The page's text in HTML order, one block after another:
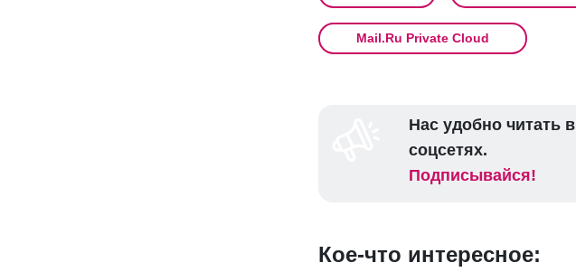
Mail.Ru Private Cloud
Нас удобно читать в
соцсетях.
Подписывайся!
Кое-что интересное: